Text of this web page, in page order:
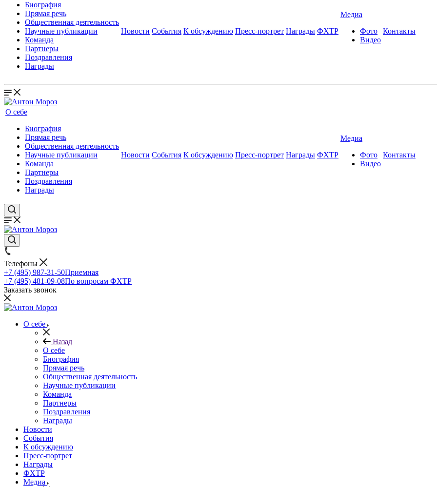
Биография
Прямая речь
Общественная деятельность
Научные публикации
Команда
Партнеры
Поздравления
Награды
Новости События К обсуждению Пресс-портрет Награды ФХТР
Медиа
Фото
Видео
Контакты
О себе
Биография
Прямая речь
Общественная деятельность
Научные публикации
Команда
Партнеры
Поздравления
Награды
Новости События К обсуждению Пресс-портрет Награды ФХТР
Медиа
Фото
Видео
Контакты
Телефоны
+7 (495) 987-31-50Приемная
+7 (495) 481-09-08По вопросам ФХТР
Заказать звонок
О себе
Назад
О себе
Биография
Прямая речь
Общественная деятельность
Научные публикации
Команда
Партнеры
Поздравления
Награды
Новости
События
К обсуждению
Пресс-портрет
Награды
ФХТР
Медиа